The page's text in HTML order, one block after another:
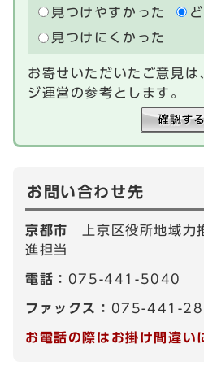
見つけやすかった
見つけにくかった
お寄せいただいたご意見は
ジ運営の参考とします。
お問い合わせ先
京都市
上京区役所地域
進担当
電話： 075-441-5040
ファックス： 075-441-
お電話の際はお掛け間違い